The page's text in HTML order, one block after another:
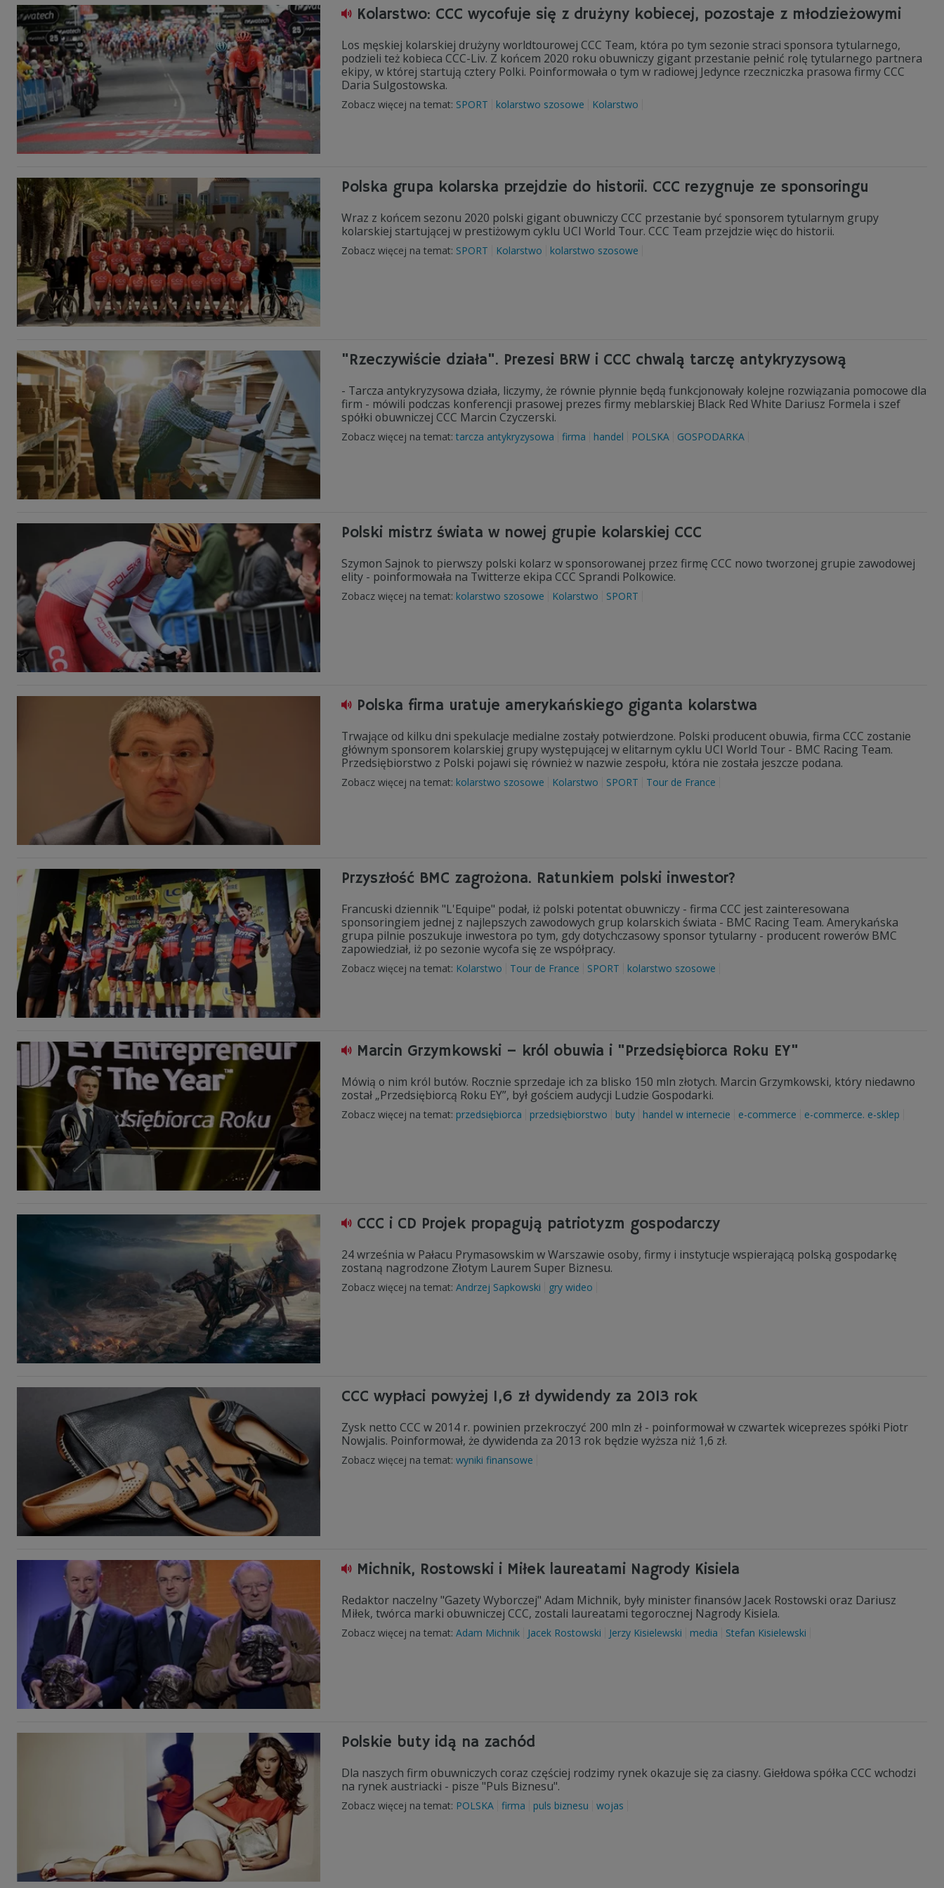
Kolarstwo: CCC wycofuje się z drużyny kobiecej, pozostaje z młodzieżowymi
Los męskiej kolarskiej drużyny worldtourowej CCC Team, która po tym sezonie straci sponsora tytularnego,
podzieli też kobieca CCC-Liv. Z końcem 2020 roku obuwniczy gigant przestanie pełnić rolę tytularnego partnera
ekipy, w której startują cztery Polki. Poinformowała o tym w radiowej Jedynce rzeczniczka prasowa firmy CCC
Daria Sulgostowska.
Zobacz więcej na temat: SPORT kolarstwo szosowe Kolarstwo
Polska grupa kolarska przejdzie do historii. CCC rezygnuje ze sponsoringu
Wraz z końcem sezonu 2020 polski gigant obuwniczy CCC przestanie być sponsorem tytularnym grupy
kolarskiej startującej w prestiżowym cyklu UCI World Tour. CCC Team przejdzie więc do historii.
Zobacz więcej na temat: SPORT Kolarstwo kolarstwo szosowe
"Rzeczywiście działa". Prezesi BRW i CCC chwalą tarczę antykryzysową
- Tarcza antykryzysowa działa, liczymy, że równie płynnie będą funkcjonowały kolejne rozwiązania pomocowe dla
firm - mówili podczas konferencji prasowej prezes firmy meblarskiej Black Red White Dariusz Formela i szef
spółki obuwniczej CCC Marcin Czyczerski.
Zobacz więcej na temat: tarcza antykryzysowa firma handel POLSKA GOSPODARKA
Polski mistrz świata w nowej grupie kolarskiej CCC
Szymon Sajnok to pierwszy polski kolarz w sponsorowanej przez firmę CCC nowo tworzonej grupie zawodowej
elity - poinformowała na Twitterze ekipa CCC Sprandi Polkowice.
Zobacz więcej na temat: kolarstwo szosowe Kolarstwo SPORT
Polska firma uratuje amerykańskiego giganta kolarstwa
Trwające od kilku dni spekulacje medialne zostały potwierdzone. Polski producent obuwia, firma CCC zostanie
głównym sponsorem kolarskiej grupy występującej w elitarnym cyklu UCI World Tour - BMC Racing Team.
Przedsiębiorstwo z Polski pojawi się również w nazwie zespołu, która nie została jeszcze podana.
Zobacz więcej na temat: kolarstwo szosowe Kolarstwo SPORT Tour de France
Przyszłość BMC zagrożona. Ratunkiem polski inwestor?
Francuski dziennik "L'Equipe" podał, iż polski potentat obuwniczy - firma CCC jest zainteresowana
sponsoringiem jednej z najlepszych zawodowych grup kolarskich świata - BMC Racing Team. Amerykańska
grupa pilnie poszukuje inwestora po tym, gdy dotychczasowy sponsor tytularny - producent rowerów BMC
zapowiedział, iż po sezonie wycofa się ze współpracy.
Zobacz więcej na temat: Kolarstwo Tour de France SPORT kolarstwo szosowe
Marcin Grzymkowski – król obuwia i "Przedsiębiorca Roku EY"
Mówią o nim król butów. Rocznie sprzedaje ich za blisko 150 mln złotych. Marcin Grzymkowski, który niedawno
został „Przedsiębiorcą Roku EY”, był gościem audycji Ludzie Gospodarki.
Zobacz więcej na temat: przedsiębiorca przedsiębiorstwo buty handel w internecie e-commerce e-commerce. e-sklep
CCC i CD Projek propagują patriotyzm gospodarczy
24 września w Pałacu Prymasowskim w Warszawie osoby, firmy i instytucje wspierającą polską gospodarkę
zostaną nagrodzone Złotym Laurem Super Biznesu.
Zobacz więcej na temat: Andrzej Sapkowski gry wideo
CCC wypłaci powyżej 1,6 zł dywidendy za 2013 rok
Zysk netto CCC w 2014 r. powinien przekroczyć 200 mln zł - poinformował w czwartek wiceprezes spółki Piotr
Nowjalis. Poinformował, że dywidenda za 2013 rok będzie wyższa niż 1,6 zł.
Zobacz więcej na temat: wyniki finansowe
Michnik, Rostowski i Miłek laureatami Nagrody Kisiela
Redaktor naczelny "Gazety Wyborczej" Adam Michnik, były minister finansów Jacek Rostowski oraz Dariusz
Miłek, twórca marki obuwniczej CCC, zostali laureatami tegorocznej Nagrody Kisiela.
Zobacz więcej na temat: Adam Michnik Jacek Rostowski Jerzy Kisielewski media Stefan Kisielewski
Polskie buty idą na zachód
Dla naszych firm obuwniczych coraz częściej rodzimy rynek okazuje się za ciasny. Giełdowa spółka CCC wchodzi
na rynek austriacki - pisze "Puls Biznesu".
Zobacz więcej na temat: POLSKA firma puls biznesu wojas